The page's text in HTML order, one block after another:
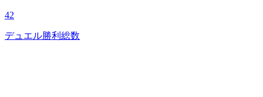
42
デュエル勝利総数